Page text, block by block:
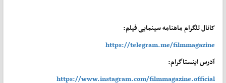
کانال تلگرام ماهنامه سینمایی فیلم:
https://telegram.me/filmmagazine
آدرس اینستاگرام:
https://www.instagram.com/filmmagazine.official